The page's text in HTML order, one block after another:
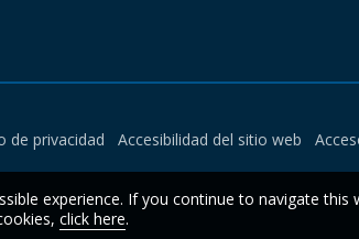
de privacidad Accesibilidad del sitio web
experience. If you continue to navigate this
click here.